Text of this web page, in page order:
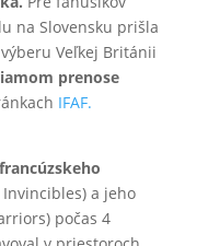
na Slovensku prišla
Veľkej Británii
prenose
IFAF.
francúzskeho
a jeho
počas 4